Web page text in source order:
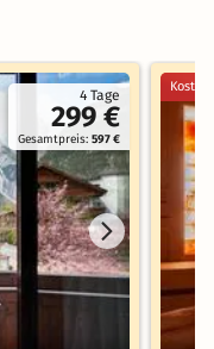
4 Tage
299 €
Gesamtpreis:597 €